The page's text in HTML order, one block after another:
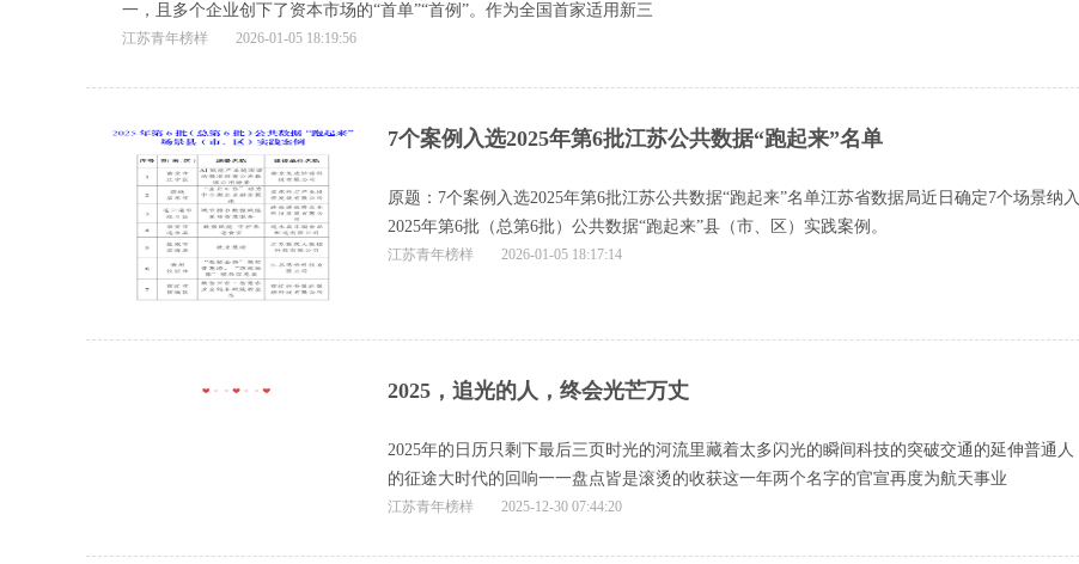
一，且多个企业创下了资本市场的“首单”“首例”。作为全国首家适用新三
江苏青年榜样 2026-01-05 18:19:56
7个案例入选2025年第6批江苏公共数据“跑起来”名单
原题：7个案例入选2025年第6批江苏公共数据“跑起来”名单江苏省数据局近日确定7个场景纳入
2025年第6批（总第6批）公共数据“跑起来”县（市、区）实践案例。
江苏青年榜样 2026-01-05 18:17:14
2025，追光的人，终会光芒万丈
2025年的日历只剩下最后三页时光的河流里藏着太多闪光的瞬间科技的突破交通的延伸普通人
的征途大时代的回响一一盘点皆是滚烫的收获这一年两个名字的官宣再度为航天事业
江苏青年榜样 2025-12-30 07:44:20